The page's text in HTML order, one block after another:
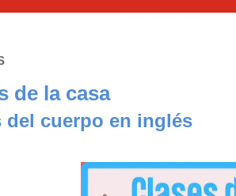
de la casa
del cuerpo en inglés